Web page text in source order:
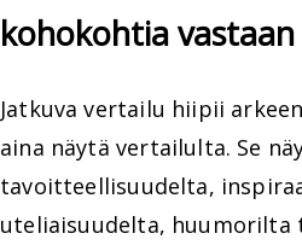
kohokohtia vastaan
Jatkuva vertailu hiipii
aina näytä vertailulta. Se
tavoitteellisuudelta,
uteliaisuudelta, huumorilta